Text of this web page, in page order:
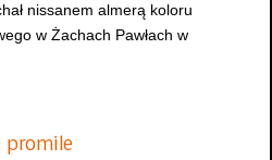
nissanem almerą koloru
w Żachach Pawłach w
promile